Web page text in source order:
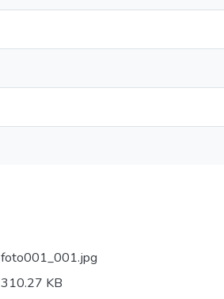
foto001_001.jpg
310.27 KB